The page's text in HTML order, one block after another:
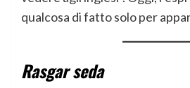
qualcosa di fatto solo per
Rasgar seda